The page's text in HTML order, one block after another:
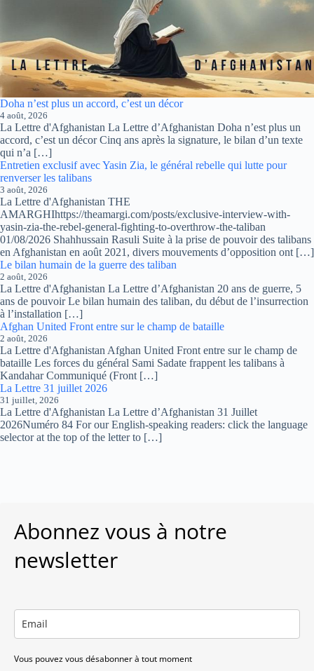
Doha n’est plus un accord, c’est un décor
4 août, 2026
La Lettre d'Afghanistan La Lettre d’Afghanistan Doha n’est plus un
accord, c’est un décor Cinq ans après la signature, le bilan d’un texte
qui n’a […]
Entretien exclusif avec Yasin Zia, le général rebelle qui lutte pour
renverser les talibans
3 août, 2026
La Lettre d'Afghanistan THE
AMARGHIhttps://theamargi.com/posts/exclusive-interview-with-
yasin-zia-the-rebel-general-fighting-to-overthrow-the-taliban
01/08/2026 Shahhussain Rasuli Suite à la prise de pouvoir des talibans
en Afghanistan en août 2021, divers mouvements d’opposition ont […]
Le bilan humain de la guerre des taliban
2 août, 2026
La Lettre d'Afghanistan La Lettre d’Afghanistan 20 ans de guerre, 5
ans de pouvoir Le bilan humain des taliban, du début de l’insurrection
à l’installation […]
Afghan United Front entre sur le champ de bataille
2 août, 2026
La Lettre d'Afghanistan Afghan United Front entre sur le champ de
bataille Les forces du général Sami Sadate frappent les talibans à
Kandahar Communiqué (Front […]
La Lettre 31 juillet 2026
31 juillet, 2026
La Lettre d'Afghanistan La Lettre d’Afghanistan 31 Juillet
2026Numéro 84 For our English-speaking readers: click the language
selector at the top of the letter to […]
Abonnez vous à notre
newsletter
Vous pouvez vous désabonner à tout moment